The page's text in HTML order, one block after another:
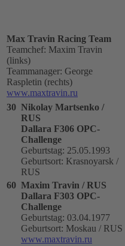
Max Travin Racing Team
Teamchef: Maxim Travin
(links)
Teammanager: George
Raspletin (rechts)
www.maxtravin.ru
30 Nikolay Martsenko /
RUS
Dallara F306 OPC-
Challenge
Geburtstag: 25.05.1993
Geburtsort: Krasnoyarsk /
RUS
60 Maxim Travin / RUS
Dallara F303 OPC-
Challenge
Geburtstag: 03.04.1977
Geburtsort: Moskau / RUS
www.maxtravin.ru